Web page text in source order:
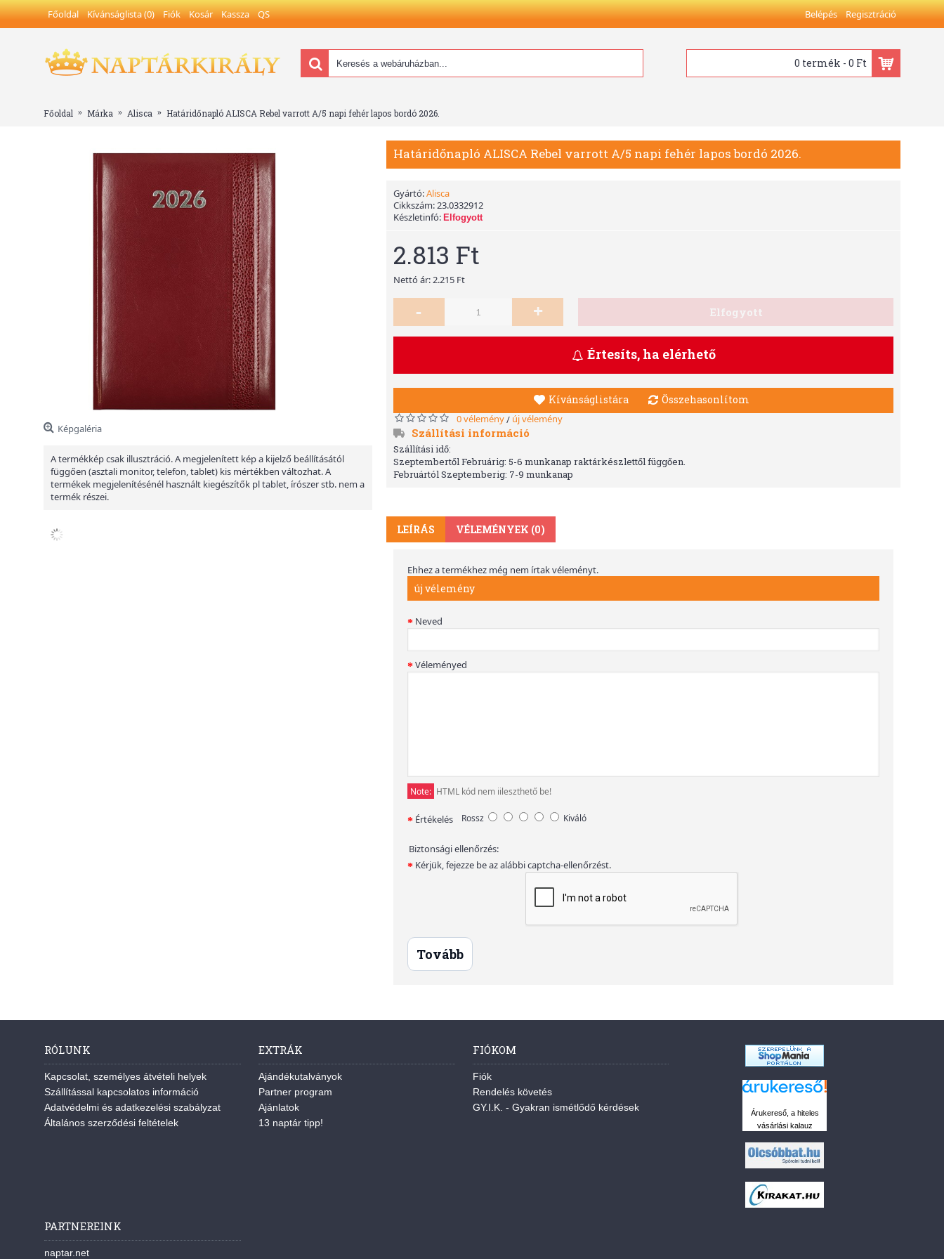
Főoldal Kívánságlista (0) Fiók Kosár Kassza QS Belépés Regisztráció
0 termék - 0 Ft
Főoldal Márka Alisca Határidőnapló ALISCA Rebel varrott A/5 napi fehér lapos bordó 2026.
Képgaléria
A termékkép csak illusztráció. A megjelenített kép a kijelző beállításától
függően (asztali monitor, telefon, tablet) kis mértékben változhat. A
termékek megjelenítésénél használt kiegészítők pl tablet, írószer stb. nem a
termék részei.
Határidőnapló ALISCA Rebel varrott A/5 napi fehér lapos bordó 2026.
Gyártó:Alisca
Cikkszám:23.0332912
Készletinfó: Elfogyott
2.813 Ft
Nettó ár: 2.215 Ft
- + Elfogyott
Értesíts, ha elérhető
Kívánságlistára Összehasonlítom
0 vélemény/ új vélemény
Szállítási információ
Szállítási idő:
Szeptembertől Februárig: 5-6 munkanap raktárkészlettől függően.
Februártól Szeptemberig: 7-9 munkanap
LEÍRÁS VÉLEMÉNYEK (0)
Ehhez a termékhez még nem írtak véleményt.
új vélemény
Neved
Véleményed
Note: HTML kód nem iileszthető be!
Értékelés Rossz Kiváló
Biztonsági ellenőrzés:
Kérjük, fejezze be az alábbi captcha-ellenőrzést.
Tovább
RÓLUNK
Kapcsolat, személyes átvételi helyek
Szállítással kapcsolatos információ
Adatvédelmi és adatkezelési szabályzat
Általános szerződési feltételek
EXTRÁK
Ajándékutalványok
Partner program
Ajánlatok
13 naptár tipp!
FIÓKOM
Fiók
Rendelés követés
GY.I.K. - Gyakran ismétlődő kérdések
Árukereső, a hiteles
vásárlási kalauz
PARTNEREINK
naptar.net